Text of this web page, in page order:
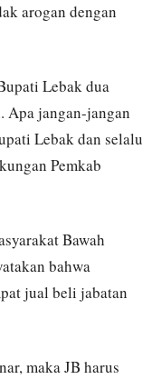
arogan dengan
Lebak dua
Apa jangan-jangan
Lebak dan selalu
Pemkab
Bawah
bahwa
jual beli jabatan
maka JB harus